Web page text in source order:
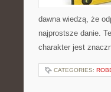
dawna wiedzą, że
najprostsze danie.
charakter jest
CATEGORIES: